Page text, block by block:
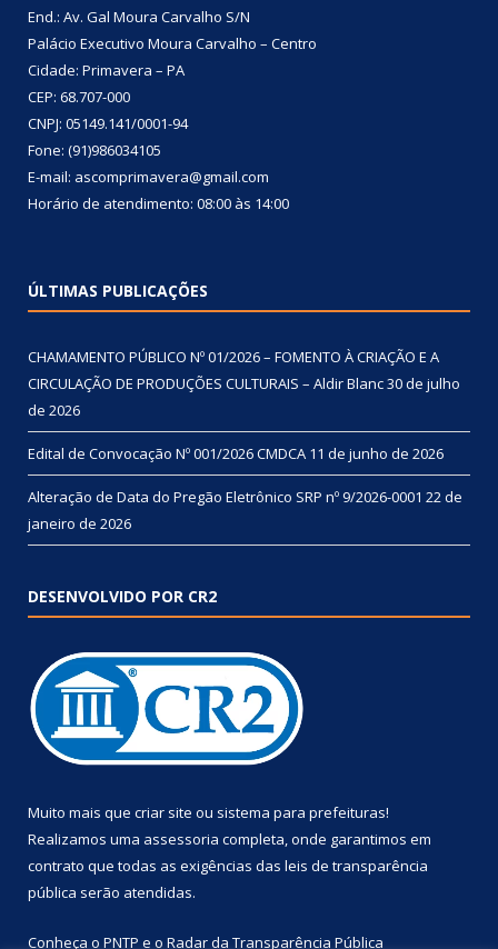
End.: Av. Gal Moura Carvalho S/N
Palácio Executivo Moura Carvalho – Centro
Cidade: Primavera – PA
CEP: 68.707-000
CNPJ: 05149.141/0001-94
Fone: (91)986034105
E-mail: ascomprimavera@gmail.com
Horário de atendimento: 08:00 às 14:00
ÚLTIMAS PUBLICAÇÕES
CHAMAMENTO PÚBLICO Nº 01/2026 – FOMENTO À CRIAÇÃO E A
CIRCULAÇÃO DE PRODUÇÕES CULTURAIS – Aldir Blanc30 de julho
de 2026
Edital de Convocação Nº 001/2026 CMDCA 11 de junho de 2026
Alteração de Data do Pregão Eletrônico SRP nº 9/2026-0001 22 de
janeiro de 2026
DESENVOLVIDO POR CR2
Muito mais que criar site ou sistema para prefeituras!
Realizamos uma assessoria completa, onde garantimos em
contrato que todas as exigências das leis de transparência
pública serão atendidas.
Conheça o PNTP e o Radar da Transparência Pública